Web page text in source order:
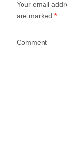
Your email
are marked *
Comment